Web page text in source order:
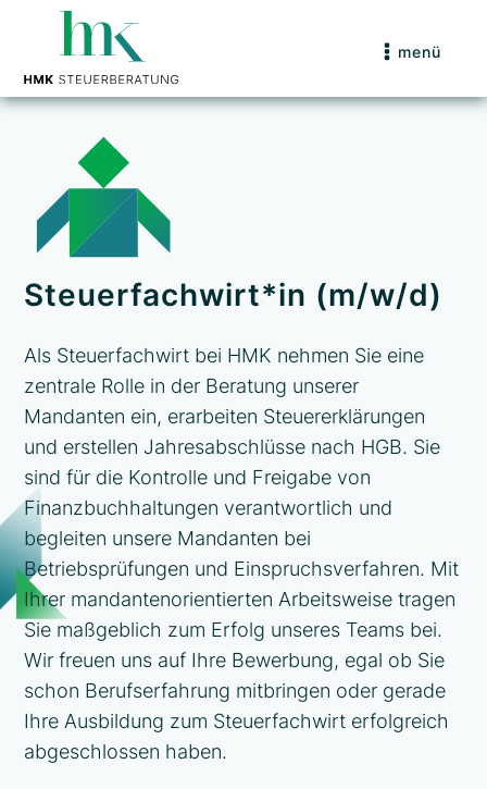
menü
Steuerfachwirt*in (m/w/d)
Als Steuerfachwirt bei HMK nehmen Sie eine
zentrale Rolle in der Beratung unserer
Mandanten ein, erarbeiten Steuererklärungen
und erstellen Jahresabschlüsse nach HGB. Sie
sind für die Kontrolle und Freigabe von
Finanzbuchhaltungen verantwortlich und
begleiten unsere Mandanten bei
Betriebsprüfungen und Einspruchsverfahren. Mit
Ihrer mandantenorientierten Arbeitsweise tragen
Sie maßgeblich zum Erfolg unseres Teams bei.
Wir freuen uns auf Ihre Bewerbung, egal ob Sie
schon Berufserfahrung mitbringen oder gerade
Ihre Ausbildung zum Steuerfachwirt erfolgreich
abgeschlossen haben.